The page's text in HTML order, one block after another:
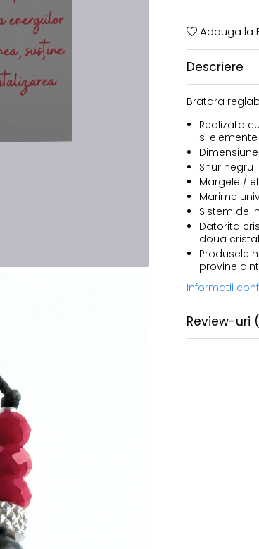
Adauga la
Descriere
Bratara
Realizata
si
Snur negru
Margele /
Marime
Sistem de
Datorita
doua
Produsele
provine
Informatii
Review-uri